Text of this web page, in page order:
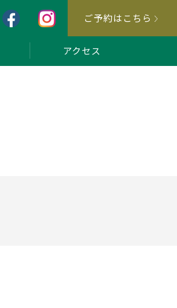
ご予約はこちら
アクセス